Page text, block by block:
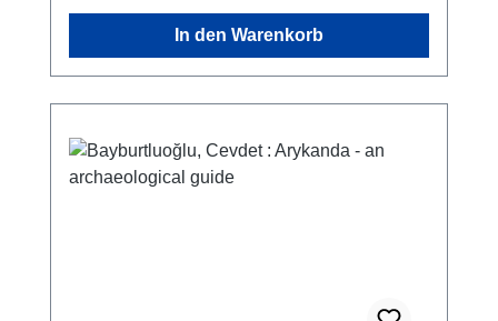
dem Bezirk Kaş, 1 km vom Festland entfernt.
Die Insel liegt an der alten
gegeben. Da die Region sowohl eine
archäologische Stätte als auch ein
zerstörerischen Auswirkungen der Erdbeben,
In den Warenkorb